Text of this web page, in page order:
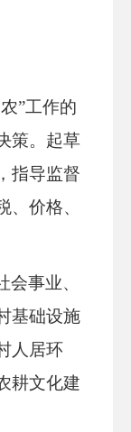
”工作的
策。起草
指导监督
价格、
会事业、
基础设施
人居环
耕文化建